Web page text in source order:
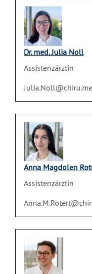
Dr. med. Julia Noll
Assistenzärztin
Anna Magdolen
Assistenzärztin